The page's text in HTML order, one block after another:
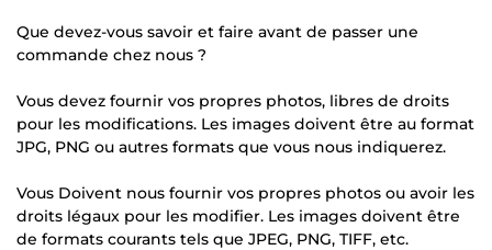
Que devez-vous savoir et faire avant de passer une
commande chez nous ?
Vous devez fournir vos propres photos, libres de droits
pour les modifications. Les images doivent être au format
JPG, PNG ou autres formats que vous nous indiquerez.
Vous Doivent nous fournir vos propres photos ou avoir les
droits légaux pour les modifier. Les images doivent être
de formats courants tels que JPEG, PNG, TIFF, etc.